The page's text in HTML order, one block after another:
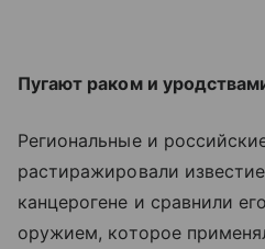
Пугают раком и
Региональные и
растиражировали
канцерогене и сравнили
оружием, которое